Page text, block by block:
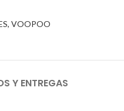
, VOOPOO
Y ENTREGAS